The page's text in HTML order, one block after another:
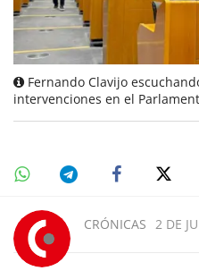
Fernando Clavijo
intervenciones en el
CRÓNICAS 2 DE